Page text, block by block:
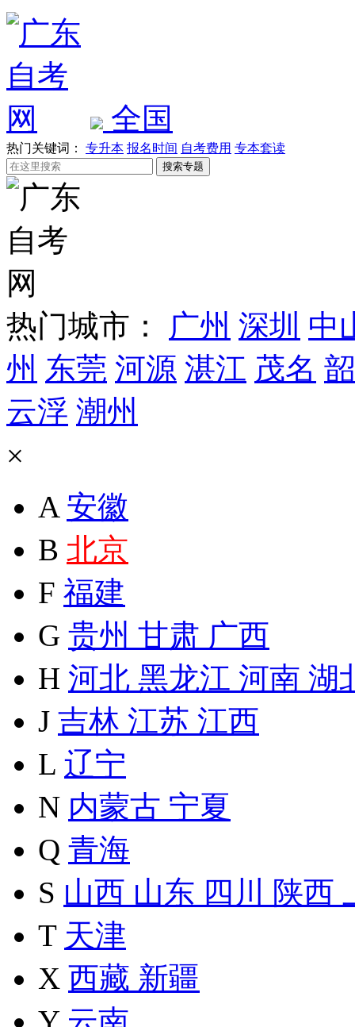
全国
热门关键词： 专升本 报名时间 自考费用 专本套读
热门城市： 广州 深圳 中
州 东莞 河源 湛江 茂名
云浮 潮州
×
A 安徽
B 北京
F 福建
G 贵州 甘肃 广西
H 河北 黑龙江 河南 湖
J 吉林 江苏 江西
L 辽宁
N 内蒙古 宁夏
Q 青海
S 山西 山东 四川 陕西
T 天津
X 西藏 新疆